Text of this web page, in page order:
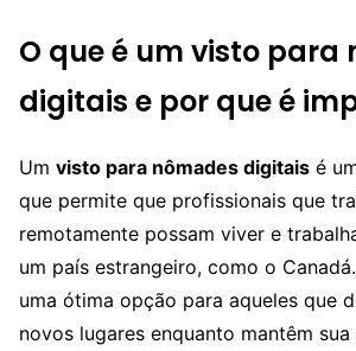
O que é um visto para
digitais e por que é
Um visto para nômades digitais é
que permite que profissionais que
remotamente possam viver e
um país estrangeiro, como o
uma ótima opção para aqueles que
novos lugares enquanto mantêm sua